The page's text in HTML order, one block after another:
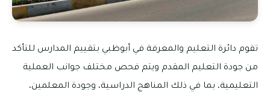
تقوم دائرة التعليم والمعرفة في أبوظبي بتقييم المدارس للتأكد
من جودة التعليم المقدم ويتم فحص مختلف جوانب العملية
التعليمية، بما في ذلك المناهج الدراسية، وجودة المعلمين،